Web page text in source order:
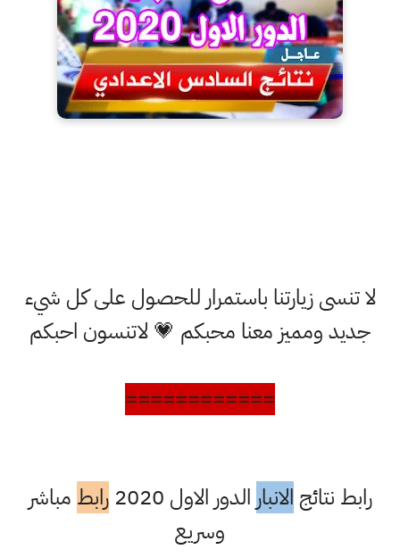
لا تنسى زيارتنا باستمرار للحصول على كل شيء
جديد ومميز معنا محبكم 💗 لاتنسون احبكم
============
رابط نتائجالانبار الدور الاول 2020 رابط مباشر
وسريع